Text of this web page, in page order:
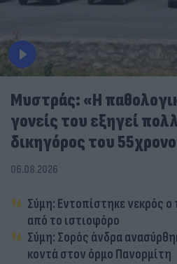
Μυστράς: «Η
γονείς του εξηγεί
δικηγόρος του
06.08.2026
Σύμη: Εντοπίστηκε νεκρός ο
από το ιστιοφόρο
Σύμη: Σορός άνδρα
κοντά στον όρμο Πανορμίτη